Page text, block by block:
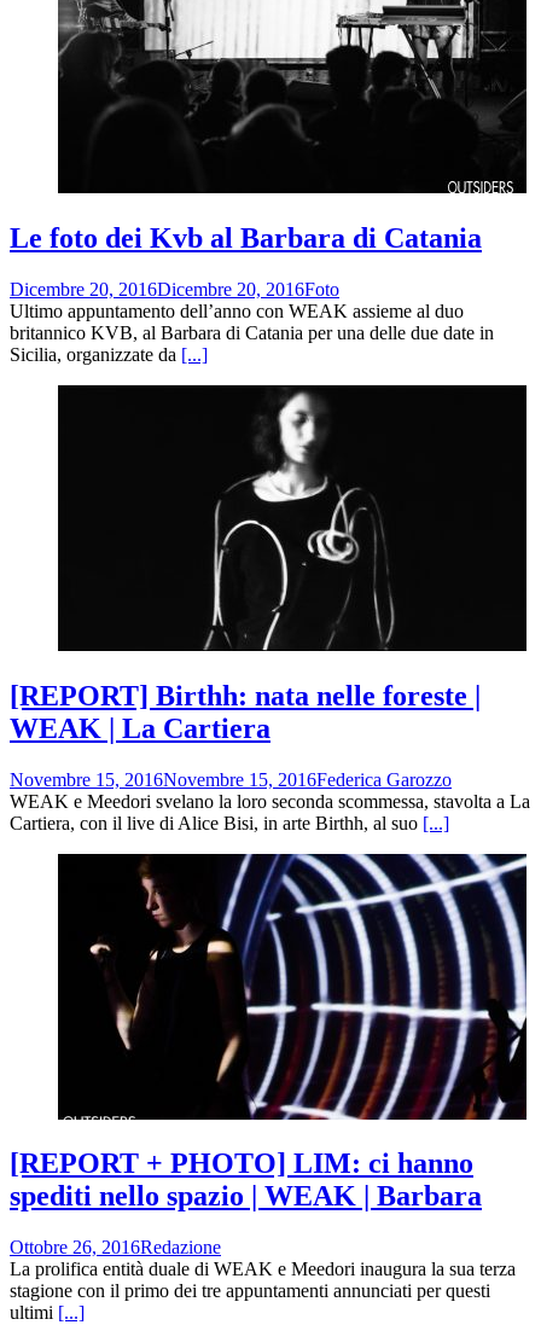
Le foto dei Kvb al Barbara di Catania
Dicembre 20, 2016Dicembre 20, 2016Foto
Ultimo appuntamento dell’anno con WEAK assieme al duo
britannico KVB, al Barbara di Catania per una delle due date in
Sicilia, organizzate da [...]
[REPORT] Birthh: nata nelle foreste |
WEAK | La Cartiera
Novembre 15, 2016Novembre 15, 2016Federica Garozzo
WEAK e Meedori svelano la loro seconda scommessa, stavolta a La
Cartiera, con il live di Alice Bisi, in arte Birthh, al suo [...]
[REPORT + PHOTO] LIM: ci hanno
spediti nello spazio | WEAK | Barbara
Ottobre 26, 2016Redazione
La prolifica entità duale di WEAK e Meedori inaugura la sua terza
stagione con il primo dei tre appuntamenti annunciati per questi
ultimi [...]